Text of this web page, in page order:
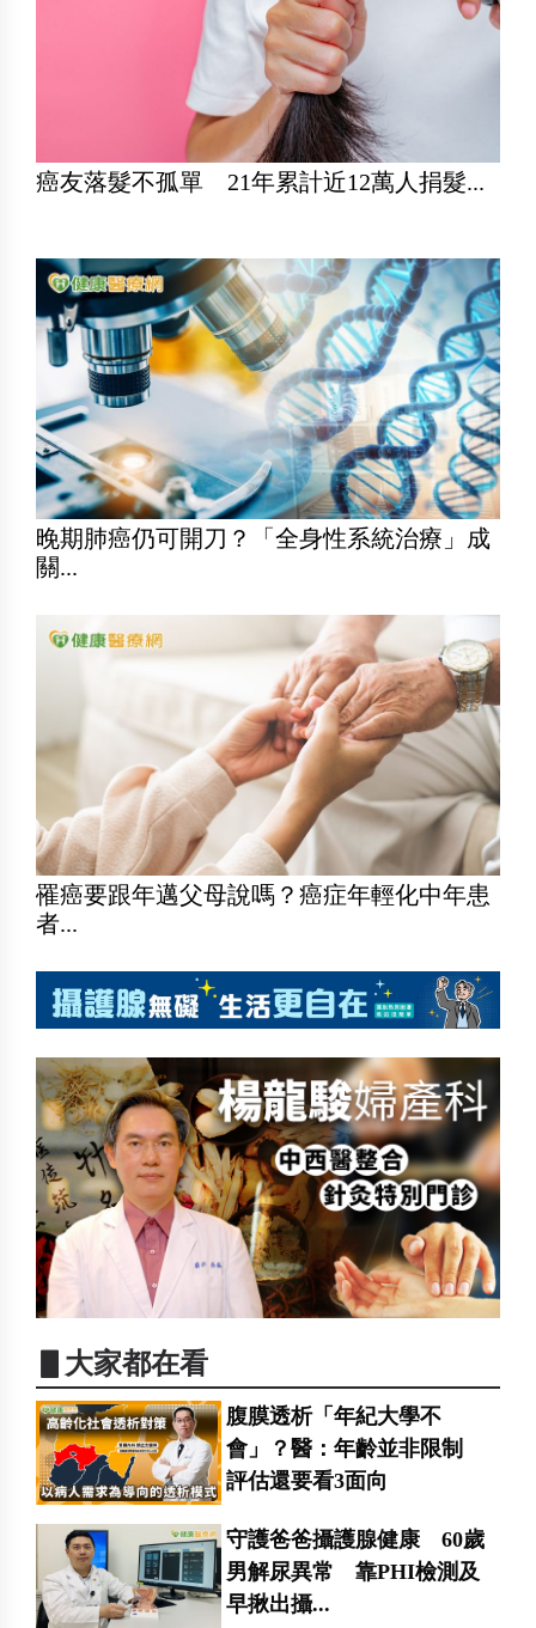
癌友落髮不孤單 21年累計近12萬人捐髮...
晚期肺癌仍可開刀？「全身性系統治療」成
關...
罹癌要跟年邁父母說嗎？癌症年輕化中年患
者...
▋大家都在看
腹膜透析「年紀大學不
會」？醫：年齡並非限制
評估還要看3面向
守護爸爸攝護腺健康 60歲
男解尿異常 靠PHI檢測及
早揪出攝...